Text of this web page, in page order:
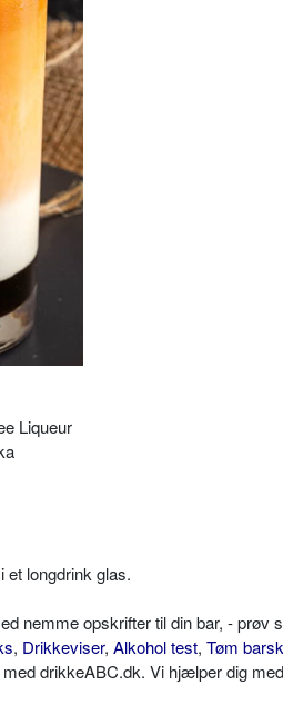
Liqueur
longdrink glas.
nemme opskrifter til din bar, - prøv
, Drikkeviser, Alkohol test, Tøm
drikkeABC.dk. Vi hjælper dig